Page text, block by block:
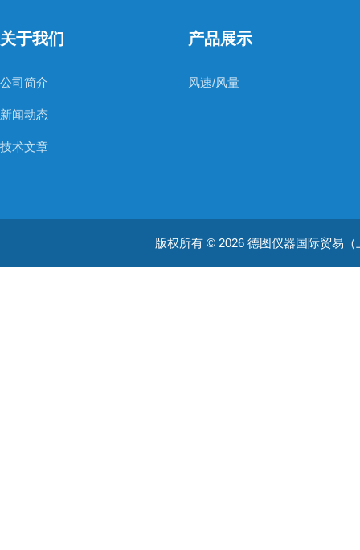
关于我们
公司简介
新闻动态
技术文章
产品展示
风速/风量
版权所有 © 2026 德图仪器国际贸易